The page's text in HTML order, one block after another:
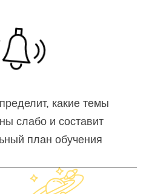
какие темы
слабо и составит
план обучения